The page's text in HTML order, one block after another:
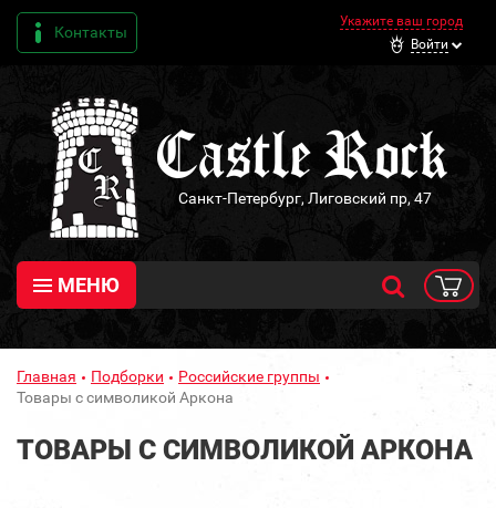
Контакты
Укажите ваш город
Войти
Санкт-Петербург, Лиговский пр, 47
МЕНЮ
Главная Подборки
Российские группы
Товары с символикой Аркона
ТОВАРЫ С СИМВОЛИКОЙ АРКОНА